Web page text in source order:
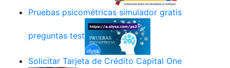
Pruebas psicométricas simulador gratis
preguntas test
Solicitar Tarjeta de Crédito Capital One